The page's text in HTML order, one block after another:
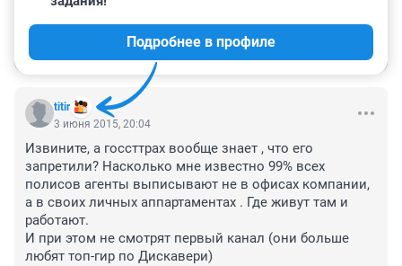
titir
Подробнее в профиле
3 июня 2015, 20:04
Извините, а госсттрах вообще знает , что его
запретили? Насколько мне известно 99% всех
полисов агенты выписывают не в офисах компании,
а в своих личных аппартаментах . Где живут там и
работают.
И при этом не смотрят первый канал (они больше
любят топ-гир по Дискавери)